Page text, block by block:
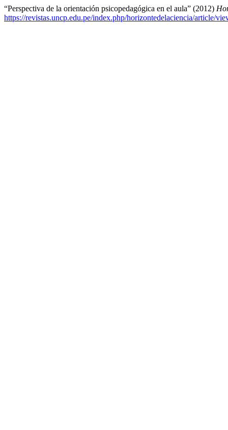
“Perspectiva de la orientación psicopedagógica en el aula” (2012)
https://revistas.uncp.edu.pe/index.php/horizontedelaciencia/article/